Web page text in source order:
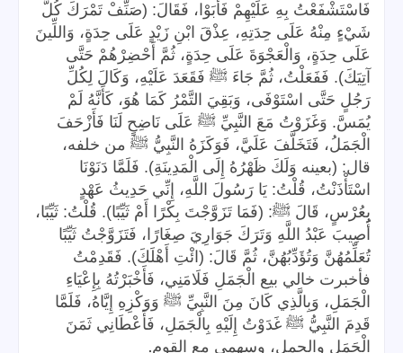
فَاسْتَشْفَعْتُ بِهِ عَلَيْهِمْ فَأَبَوْا، فَقَالَ: (صَنِّفْ تَمْرَكَ كُلَّ
شَيْءٍ مِنْهُ عَلَى حِدَتِهِ، عِذْقَ ابْنِ زَيْدٍ عَلَى حِدَةٍ، وَاللِّينَ
عَلَى حِدَةٍ، وَالْعَجْوَةَ عَلَى حِدَةٍ، ثُمَّ أَحْضِرْهُمْ حَتَّى
آتِيَكَ). فَفَعَلْتُ، ثُمَّ جَاءَ ﷺ فَقَعَدَ عَلَيْهِ، وَكَالَ لِكُلِّ
رَجُلٍ حَتَّى اسْتَوْفَى، وَبَقِيَ التَّمْرُ كَمَا هُوَ، كَأَنَّهُ لَمْ
يُمَسَّ. وَغَزَوْتُ مَعَ النَّبِيِّ ﷺ عَلَى نَاضِحٍ لَنَا فَأَزْحَفَ
الْجَمَلُ، فَتَخَلَّفَ عَلَيَّ، فَوَكَزَهُ النَّبِيُّ ﷺ من خلفه،
قال: (بعينه وَلَكَ ظَهْرُهُ إِلَى الْمَدِينَةِ). فَلَمَّا دَنَوْنَا
اسْتَأْذَنْتُ، قُلْتُ: يَا رَسُولَ اللَّهِ، إِنِّي حَدِيثُ عَهْدٍ
بِعُرْسٍ، قَالَ ﷺ: (فَمَا تَزَوَّجْتَ بِكْرًا أَمْ ثَيِّبًا). قُلْتُ: ثَيِّبًا،
أُصِيبَ عَبْدُ اللَّهِ وَتَرَكَ جَوَارِيَ صِغَارًا، فَتَزَوَّجْتُ ثَيِّبًا
تُعَلِّمُهُنَّ وَتُؤَدِّبُهُنَّ، ثُمَّ قَالَ: (ائْتِ أَهْلَكَ). فَقَدِمْتُ
فأخبرت خالي بيع الْجَمَلِ فَلَامَنِي، فَأَخْبَرْتُهُ بِإِعْيَاءِ
الْجَمَلِ، وَبِالَّذِي كَانَ مِنَ النَّبِيِّ ﷺ وَوَكْزِهِ إِيَّاهُ، فَلَمَّا
قَدِمَ النَّبِيُّ ﷺ غَدَوْتُ إِلَيْهِ بِالْجَمَلِ، فَأَعْطَانِي ثَمَنَ
الْجَمَلِ والجمل، وسهمي مع القوم.